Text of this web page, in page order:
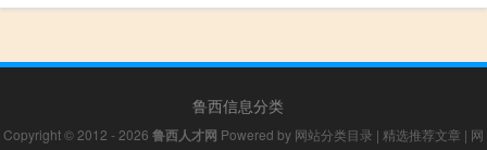
鲁西信息分类
Copyright © 2012 - 2026 鲁西人才网 Powered by 网站分类目录 | 精选推荐文章 | 网